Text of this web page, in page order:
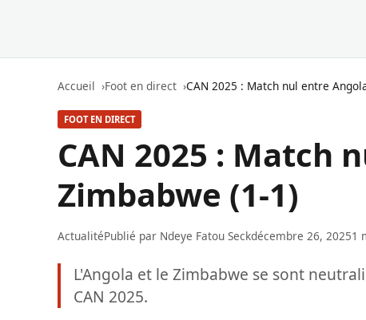
Accueil Foot en direct CAN 2025 : Match nul entre
FOOT EN DIRECT
CAN 2025 : Match
Zimbabwe (1-1)
ActualitéPublié par Ndeye Fatou Seckdécembre 26, 20251
L'Angola et le Zimbabwe se sont
CAN 2025.